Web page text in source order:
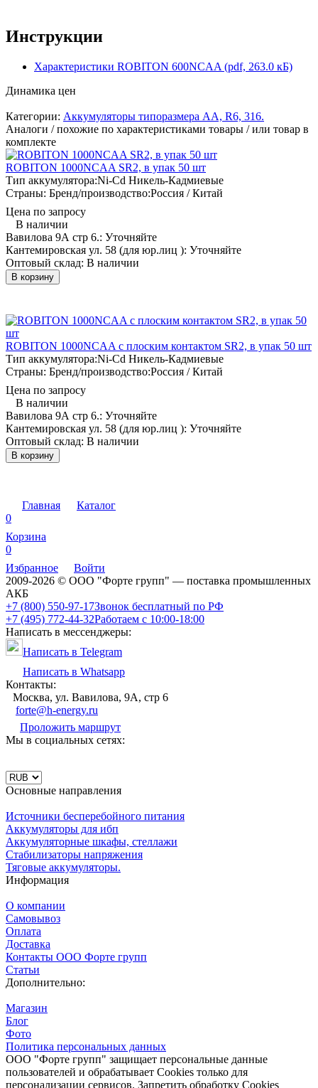
Инструкции
Характеристики ROBITON 600NCAA (pdf, 263.0 кБ)
Динамика цен
Категории: Аккумуляторы типоразмера АА, R6, 316.
Аналоги / похожие по характеристиками товары / или товар в
комплекте
ROBITON 1000NCAA SR2, в упак 50 шт
Тип аккумулятора:Ni-Cd Никель-Кадмиевые
Страны: Бренд/производство:Россия / Китай
Цена по запросу
В наличии
Вавилова 9А стр 6.: Уточняйте
Кантемировская ул. 58 (для юр.лиц ): Уточняйте
Оптовый склад: В наличии
В корзину
ROBITON 1000NCAA с плоским контактом SR2, в упак 50 шт
Тип аккумулятора:Ni-Cd Никель-Кадмиевые
Страны: Бренд/производство:Россия / Китай
Цена по запросу
В наличии
Вавилова 9А стр 6.: Уточняйте
Кантемировская ул. 58 (для юр.лиц ): Уточняйте
Оптовый склад: В наличии
В корзину
Главная
Каталог
0
Корзина
0
Избранное
Войти
2009-2026 © ООО "Форте групп" — поставка промышленных
АКБ
+7 (800) 550-97-17Звонок бесплатный по РФ
+7 (495) 772-44-32Работаем с 10:00-18:00
Написать в мессенджеры:
Написать в Telegram
Написать в Whatsapp
Контакты:
Москва, ул. Вавилова, 9А, стр 6
forte@h-energy.ru
Проложить маршрут
Мы в социальных сетях:
Основные направления
Источники бесперебойного питания
Аккумуляторы для ибп
Аккумуляторные шкафы, стеллажи
Стабилизаторы напряжения
Тяговые аккумуляторы.
Информация
О компании
Самовывоз
Оплата
Доставка
Контакты ООО Форте групп
Статьи
Дополнительно:
Магазин
Блог
Фото
Политика персональных данных
ООО "Форте групп" защищает персональные данные
пользователей и обрабатывает Cookies только для
персонализации сервисов. Запретить обработку Cookies